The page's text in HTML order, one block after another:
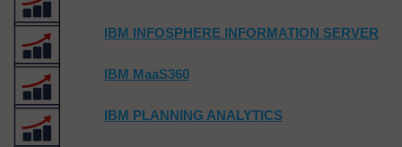
IBM INFOSPHERE INFORMATION SERVER
IBM MaaS360
IBM PLANNING ANALYTICS